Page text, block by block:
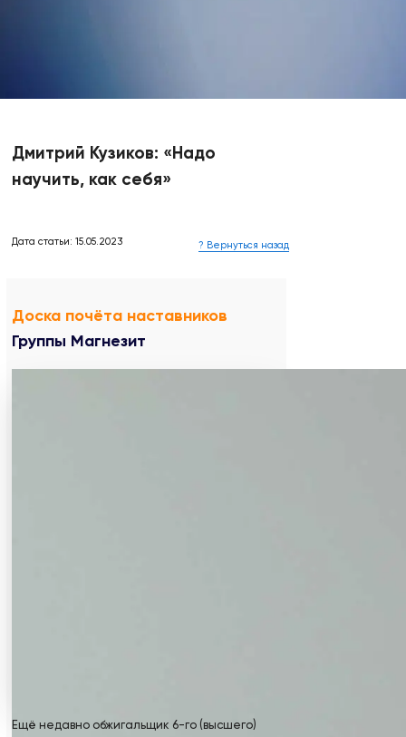
Доска почёта наставников
Группы Магнезит
Дмитрий Кузиков: «Надо
научить, как себя»
Ещё недавно обжигальщик 6-го (высшего)
Дата статьи: 15.05.2023 ? Вернуться назад